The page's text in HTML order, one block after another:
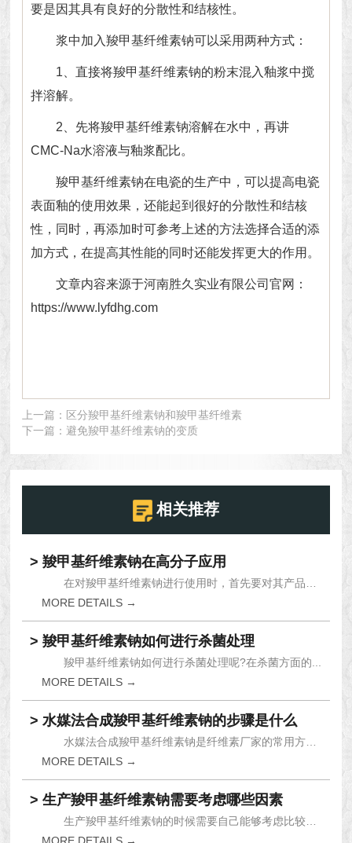
要是因其具有良好的分散性和结核性。
浆中加入羧甲基纤维素钠可以采用两种方式：
1、直接将羧甲基纤维素钠的粉末混入釉浆中搅
拌溶解。
2、先将羧甲基纤维素钠溶解在水中，再讲
CMC-Na水溶液与釉浆配比。
羧甲基纤维素钠在电瓷的生产中，可以提高电瓷
表面釉的使用效果，还能起到很好的分散性和结核
性，同时，再添加时可参考上述的方法选择合适的添
加方式，在提高其性能的同时还能发挥更大的作用。
文章内容来源于河南胜久实业有限公司官网：
https://www.lyfdhg.com
上一篇： 区分羧甲基纤维素钠和羧甲基纤维素
下一篇： 避免羧甲基纤维素钠的变质
相关推荐
> 羧甲基纤维素钠在高分子应用
MORE DETAILS →
> 羧甲基纤维素钠如何进行杀菌处理
羧甲基纤维素钠如何进行杀菌处理呢?在杀菌方面的...
MORE DETAILS →
> 水媒法合成羧甲基纤维素钠的步骤是什么
MORE DETAILS →
> 生产羧甲基纤维素钠需要考虑哪些因素
MORE DETAILS →